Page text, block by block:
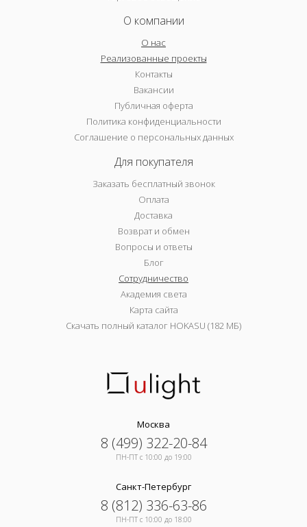
О компании
О нас
Реализованные проекты
Контакты
Вакансии
Публичная оферта
Политика конфиденциальности
Соглашение о персональных данных
Для покупателя
Заказать бесплатный звонок
Оплата
Доставка
Возврат и обмен
Вопросы и ответы
Блог
Сотрудничество
Академия света
Карта сайта
Скачать полный каталог HOKASU (182 МБ)
Москва
8 (499) 322-20-84
ПН-ПТ c 10:00 до 19:00
Санкт-Петербург
8 (812) 336-63-86
ПН-ПТ c 10:00 до 18:00